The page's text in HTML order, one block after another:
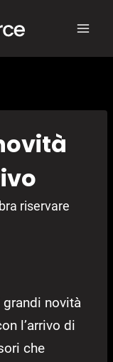
riservare
novità
l’arrivo di
che